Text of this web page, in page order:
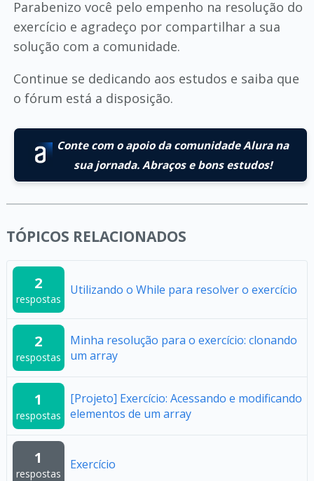
Parabenizo você pelo empenho na resolução do
exercício e agradeço por compartilhar a sua
solução com a comunidade.
Continue se dedicando aos estudos e saiba que
o fórum está a disposição.
Conte com o apoio da comunidade Alura na
sua jornada. Abraços e bons estudos!
TÓPICOS RELACIONADOS
2
respostas
Utilizando o While para resolver o exercício
2
respostas
Minha resolução para o exercício: clonando
um array
1
respostas
[Projeto] Exercício: Acessando e modificando
elementos de um array
1
respostas
Exercício